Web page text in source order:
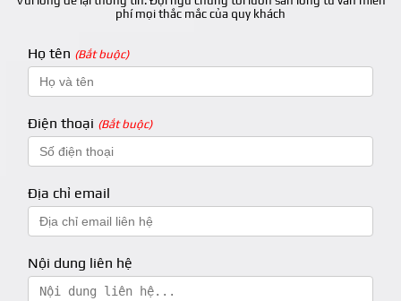
phí mọi thắc mắc của quy khách
Họ tên (Bắt buộc)
Điện thoại (Bắt buộc)
Địa chỉ email
Nội dung liên hệ